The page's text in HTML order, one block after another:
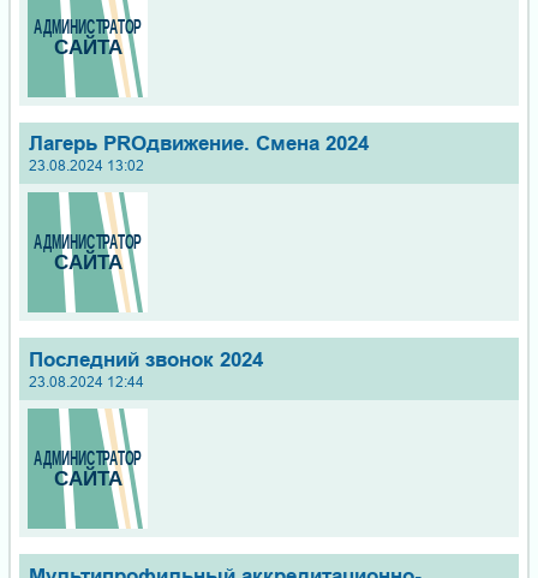
Лагерь PROдвижение. Смена 2024
23.08.2024 13:02
Последний звонок 2024
23.08.2024 12:44